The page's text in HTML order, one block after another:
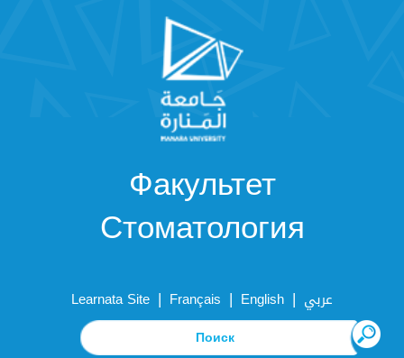
Факультет
Стоматология
Learnata Site | Français | English | عربي